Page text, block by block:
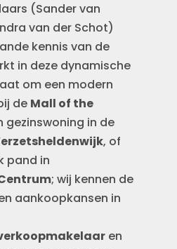
(Sander van
van der Schot)
kennis van de
in deze dynamische
om een modern
de Mall of the
gezinswoning in de
, of
pand in
; wij kennen de
aankoopkansen in
en